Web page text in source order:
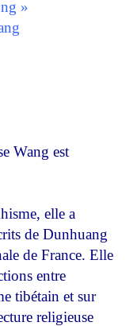
»
Wang est
elle a
de Dunhuang
de France. Elle
entre
tibétain et sur
religieuse